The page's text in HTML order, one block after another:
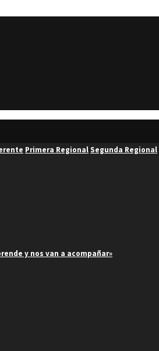
Primera RegionalSegunda Regional
y nos van a acompañar»